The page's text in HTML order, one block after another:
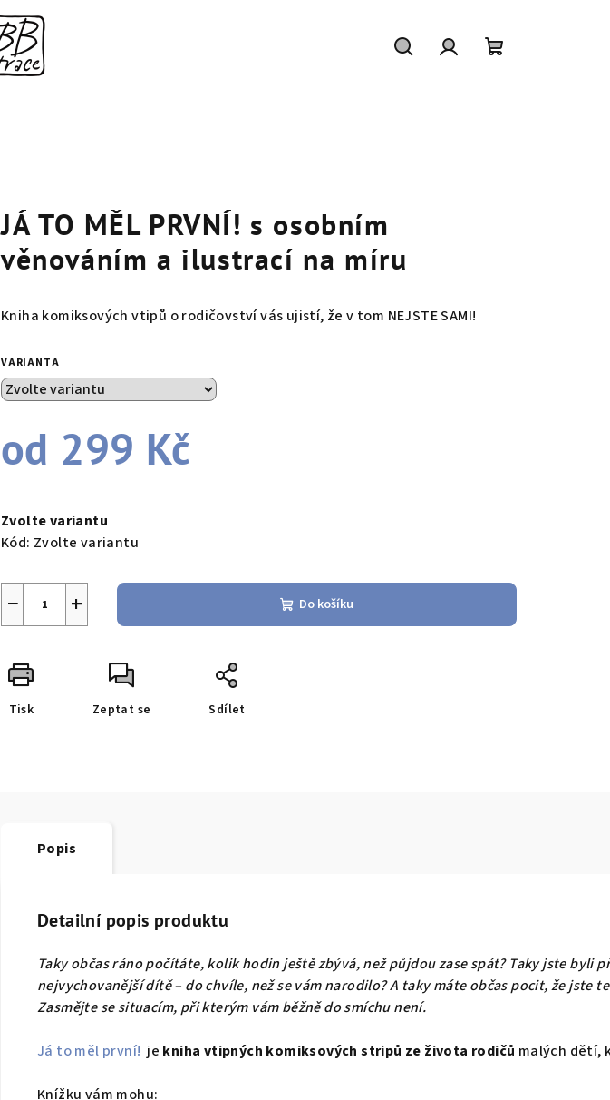
JÁ TO MĚL PRVNÍ! s osobním
věnováním a ilustrací na míru
Kniha komiksových vtipů o rodičovství vás ujistí, že v tom NEJSTE SAMI!
VARIANTA
od 299 Kč
cena:
Zvolte variantu
Kód: Zvolte variantu
+
− Do košíku
Tisk Zeptat se Sdílet
Popis
Detailní popis produktu
Taky občas ráno počítáte, kolik hodin ještě zbývá, než půjdou zase spát? Taky jste byli
nejvychovanější dítě – do chvíle, než se vám narodilo? A taky máte občas pocit, že jste
Zasmějte se situacím, při kterým vám běžně do smíchu není.
Já to měl první! je kniha vtipných komiksových stripů ze života rodičů malých dětí,
Knížku vám mohu: